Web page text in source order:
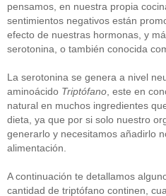
pensamos, en nuestra propia
sentimientos negativos están
efecto de nuestras hormonas, y
serotonina, o también conocida
La serotonina se genera a nivel
aminoácido Triptófano, este en
natural en muchos ingredientes
dieta, ya que por si solo nuestro
generarlo y necesitamos añadirlo
alimentación.
A continuación te detallamos
cantidad de triptófano continen,